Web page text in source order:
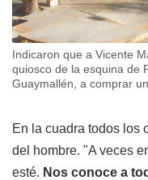
Indicaron que a Vicente
quiosco de la esquina de
Guaymallén, a comprar
En la cuadra todos los
del hombre. "A veces
esté. Nos conoce a